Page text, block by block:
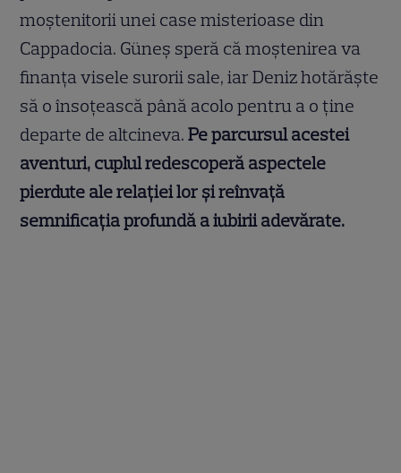
moștenitorii unei case misterioase din
Cappadocia. Güneș speră că moștenirea va
finanța visele surorii sale, iar Deniz hotărăște
să o însoțească până acolo pentru a o ține
departe de altcineva.Pe parcursul acestei
aventuri, cuplul redescoperă aspectele
pierdute ale relației lor și reînvață
semnificația profundă a iubirii adevărate.